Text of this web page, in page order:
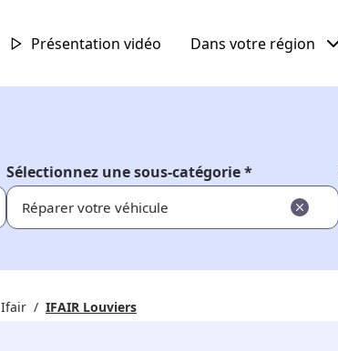
Présentation vidéo Dans votre région
Sélectionnez une sous-catégorie *
Réparer votre véhicule
Ifair IFAIR Louviers